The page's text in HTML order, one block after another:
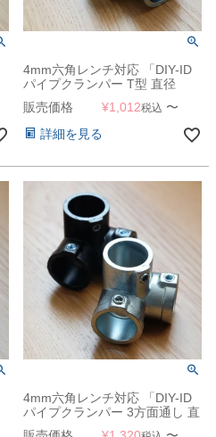
4mm六角レンチ対応 「DIY-ID
パイプクランパー T型 直径
25.4mmパイプ用」
販売価格 ¥1,012税込 〜
詳細を見る
4mm六角レンチ対応 「DIY-ID
パイプクランパー 3方面通し 直
径25.4mmパイプ用」